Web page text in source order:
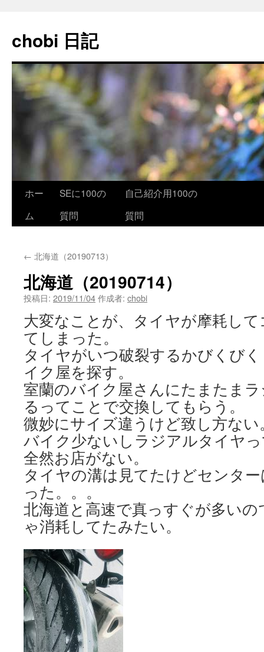
テ
ン
ス
キ
chobi 日記
ホー
ム
SEに100の
質問
自己紹介用100の
質問
← 北海道（20190713）
北海道（20190714）
投稿日: 2019/11/04作成者: chobi
大変なことが、タイヤが摩耗し
てしまった。
タイヤがいつ破裂するかびくび
イク屋を探す。
室蘭のバイク屋さんにたまたま
るってことで交換してもらう。
微妙にサイズ違うけど致し方な
バイク少ないしラジアルタイヤ
全然お店がない。
タイヤの溝は見てたけどセンタ
った。。。
北海道と高速で真っすぐが多い
ゃ消耗してたみたい。